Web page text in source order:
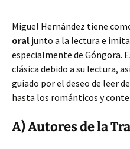
Miguel Hernández tiene
oral junto a la lectura e
especialmente de Góngora.
clásica debido a su lectura,
guiado por el deseo de leer
hasta los románticos y
A) Autores de la